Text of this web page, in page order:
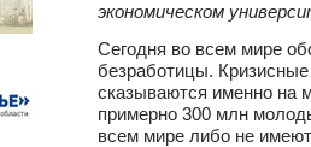
экономическом
Сегодня во всем мире
безработицы.
сказываются именно на
примерно 300 млн
всем мире либо не